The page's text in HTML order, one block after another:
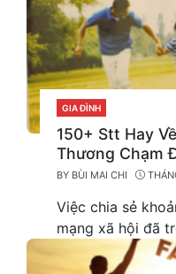
CATEGORIES
GIA ĐÌNH
150+ Stt Hay
Thương Chạm
BY BÙI MAI CHI
Việc chia sẻ
mạng xã hội đã